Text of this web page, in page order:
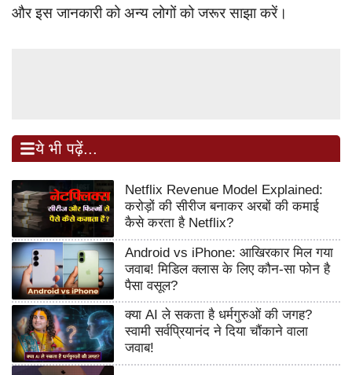
और इस जानकारी को अन्य लोगों को जरूर साझा करें।
ये भी पढ़ें...
Netflix Revenue Model Explained:
करोड़ों की सीरीज बनाकर अरबों की कमाई
कैसे करता है Netflix?
Android vs iPhone: आखिरकार मिल गया
जवाब! मिडिल क्लास के लिए कौन-सा फोन है
पैसा वसूल?
क्या AI ले सकता है धर्मगुरुओं की जगह?
स्वामी सर्वप्रियानंद ने दिया चौंकाने वाला
जवाब!